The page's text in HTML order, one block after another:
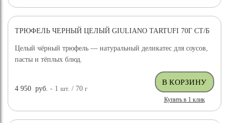
ДОСТАВКА БЕСПЛАТНО
ТРЮФЕЛЬ ЧЕРНЫЙ ЦЕЛЫЙ GIULIANO TARTUFI 70Г СТ/Б
Целый чёрный трюфель — натуральный деликатес для соусов,
пасты и тёплых блюд.
4 950 руб. - 1шт. / 70г
Купить в 1 клик